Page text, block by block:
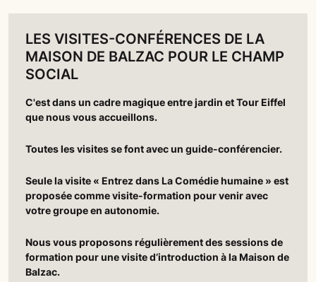
LES VISITES-CONFÉRENCES DE LA
MAISON DE BALZAC POUR LE CHAMP
SOCIAL
C'est dans un cadre magique entre jardin et Tour Eiffel
que nous vous accueillons.
Toutes les visites se font avec un guide-conférencier.
Seule la visite « Entrez dans La Comédie humaine » est
proposée comme visite-formation pour venir avec
votre groupe en autonomie.
Nous vous proposons régulièrement des sessions de
formation pour une visite d’introduction à la Maison de
Balzac.